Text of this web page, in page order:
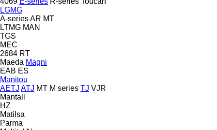
LGMG
A-seriesAR MT
LTMG MAN
TGS
MEC
2684 RT
Maeda Magni
EAB ES
Manitou
AETJ ATJ MT M series TJ VJR
Mantall
HZ
Matilsa
Parma